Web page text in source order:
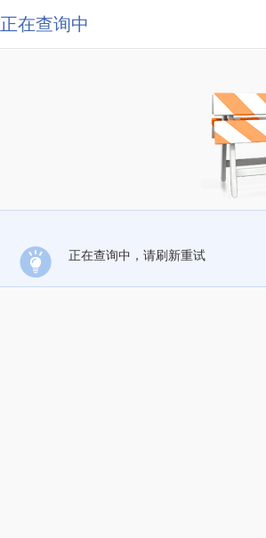
正在查询中
正在查询中，请刷新重试